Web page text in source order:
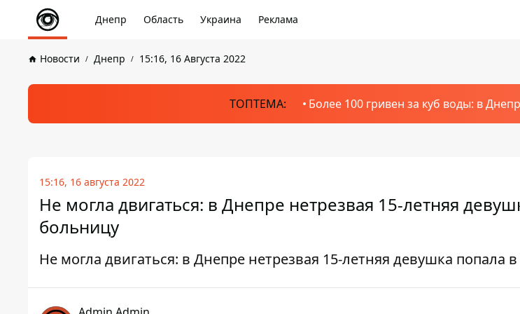
Днепр Область Украина Реклама
Новости Днепр 15:16, 16 Августа 2022
ТОПТЕМА: Более 100 гривен за куб воды: в
15:16, 16 августа 2022
Не могла двигаться: в Днепре нетрезвая 15-летняя
больницу
Не могла двигаться: в Днепре нетрезвая 15-летняя девушка попала